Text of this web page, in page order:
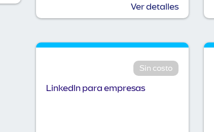
Ver detalles
Sin costo
Linkedln para empresas